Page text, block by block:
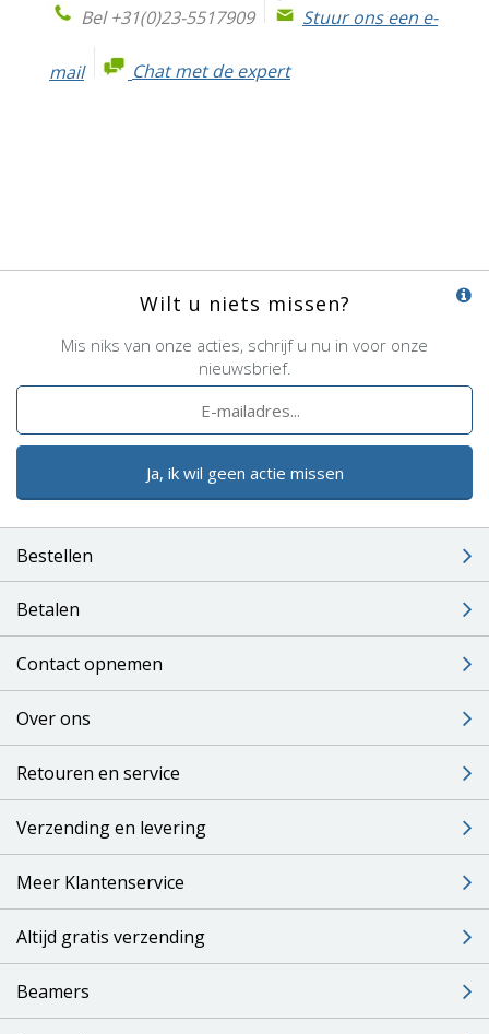
Bel +31(0)23-5517909 Stuur ons een e-
mail Chat met de expert
Wilt u niets missen?
Mis niks van onze acties, schrijf u nu in voor onze
nieuwsbrief.
Ja, ik wil geen actie missen
Bestellen
Betalen
Contact opnemen
Over ons
Retouren en service
Verzending en levering
Meer Klantenservice
Altijd gratis verzending
Beamers